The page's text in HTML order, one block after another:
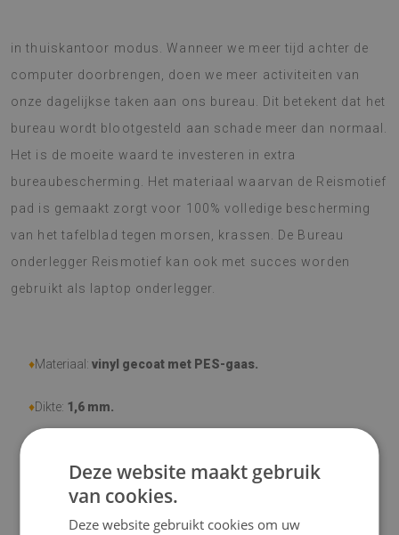
in thuiskantoor modus. Wanneer we meer tijd achter de
computer doorbrengen, doen we meer activiteiten van
onze dagelijkse taken aan ons bureau. Dit betekent dat het
bureau wordt blootgesteld aan schade meer dan normaal.
Het is de moeite waard te investeren in extra
bureaubescherming. Het materiaal waarvan de Reismotief
pad is gemaakt zorgt voor 100% volledige bescherming
van het tafelblad tegen morsen, krassen. De Bureau
onderlegger Reismotief kan ook met succes worden
gebruikt als laptop onderlegger.
♦Materiaal: vinyl gecoat met PES-gaas.
♦Dikte: 1,6 mm.
UV-straling
Tapijten zijn antislip;
Deze website maakt gebruik
van cookies.
Deze website gebruikt cookies om uw